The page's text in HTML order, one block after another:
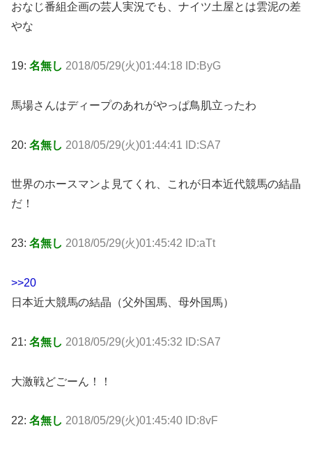
おなじ番組企画の芸人実況でも、ナイツ土屋とは雲泥の差
やな
19: 名無し 2018/05/29(火)01:44:18 ID:ByG
馬場さんはディープのあれがやっぱ鳥肌立ったわ
20: 名無し 2018/05/29(火)01:44:41 ID:SA7
世界のホースマンよ見てくれ、これが日本近代競馬の結晶
だ！
23: 名無し 2018/05/29(火)01:45:42 ID:aTt
>>20
日本近大競馬の結晶（父外国馬、母外国馬）
21: 名無し 2018/05/29(火)01:45:32 ID:SA7
大激戦どごーん！！
22: 名無し 2018/05/29(火)01:45:40 ID:8vF